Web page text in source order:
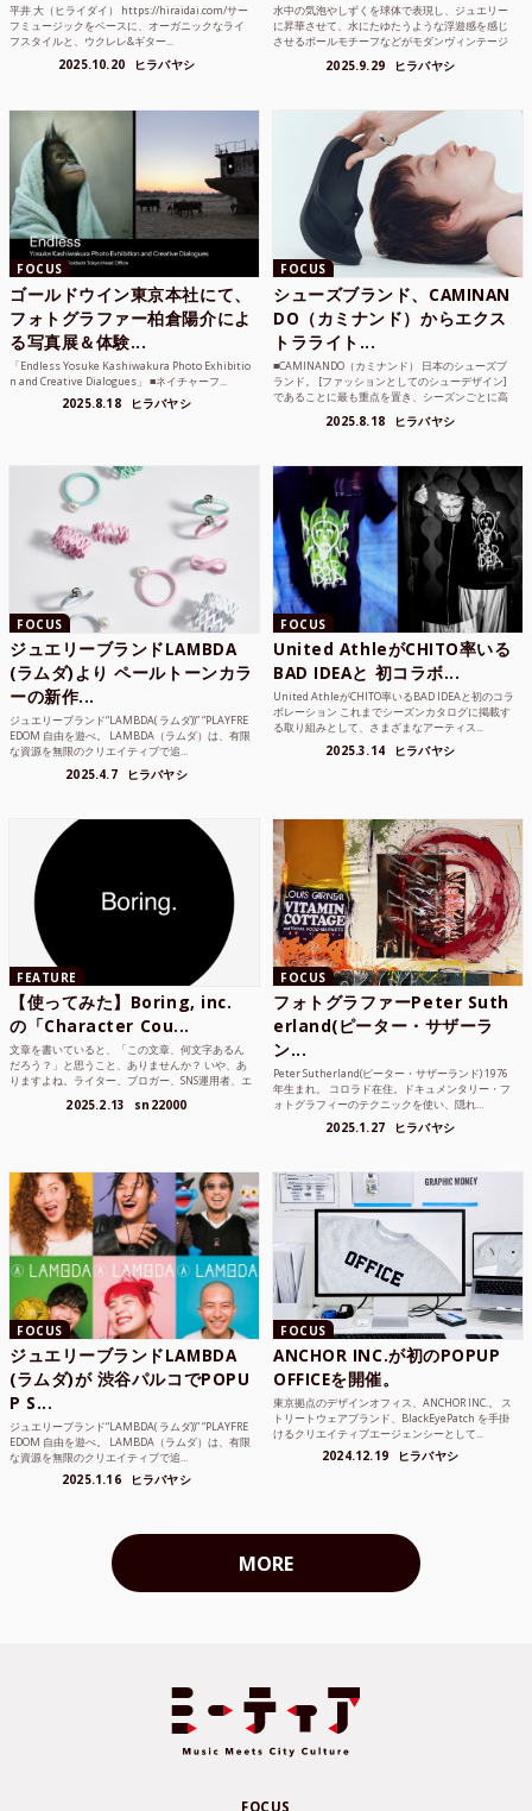
平井 大（ヒライダイ） https://hiraidai.com/サー
フミュージックをベースに、オーガニックなライ
フスタイルと、ウクレレ&ギター...
2025.10.20 ヒラバヤシ
水中の気泡やしずくを球体で表現し、ジュエリー
に昇華させて、水にたゆたうような浮遊感を感じ
させるボールモチーフなどがモダンヴィンテージ
2025.9.29 ヒラバヤシ
FOCUS
ゴールドウイン東京本社にて、
フォトグラファー柏倉陽介によ
る写真展＆体験...
「Endless Yosuke Kashiwakura Photo Exhibitio
n and Creative Dialogues」 ■ネイチャーフ...
2025.8.18 ヒラバヤシ
FOCUS
シューズブランド、CAMINAN
DO（カミナンド）からエクス
トラライト...
■CAMINANDO（カミナンド） 日本のシューズブ
ランド。 [ファッションとしてのシューデザイン]
であることに最も重点を置き、シーズンごとに高
2025.8.18 ヒラバヤシ
FOCUS
ジュエリーブランドLAMBDA
(ラムダ)より ペールトーンカラ
ーの新作...
ジュエリーブランド“LAMBDA( ラムダ))” “PLAYFRE
EDOM 自由を遊べ。 LAMBDA（ラムダ）は、有限
な資源を無限のクリエイティブで追...
2025.4.7 ヒラバヤシ
FOCUS
United AthleがCHITO率いる
BAD IDEAと 初コラボ...
United AthleがCHITO率いるBAD IDEAと初のコラ
ボレーション これまでシーズンカタログに掲載す
る取り組みとして、さまざまなアーティス...
2025.3.14 ヒラバヤシ
FEATURE
【使ってみた】Boring, inc.
の「Character Cou...
文章を書いていると、「この文章、何文字あるん
だろう？」と思うこと、ありませんか？ いや、あ
りますよね。ライター、ブロガー、SNS運用者、エ
2025.2.13 sn22000
FOCUS
フォトグラファーPeter Suth
erland(ピーター・サザーラ
ン...
Peter Sutherland(ピーター・サザーランド) 1976
年生まれ。 コロラド在住。ドキュメンタリー・フ
ォトグラフィーのテクニックを使い、隠れ...
2025.1.27 ヒラバヤシ
FOCUS
ジュエリーブランドLAMBDA
(ラムダ)が 渋谷パルコでPOPU
P S...
ジュエリーブランド“LAMBDA( ラムダ))” “PLAYFRE
EDOM 自由を遊べ。 LAMBDA（ラムダ）は、有限
な資源を無限のクリエイティブで追...
2025.1.16 ヒラバヤシ
FOCUS
ANCHOR INC.が初のPOPUP
OFFICEを開催。
東京拠点のデザインオフィス、ANCHOR INC.。 ス
トリートウェアブランド、BlackEyePatch を手掛
けるクリエイティブエージェンシーとして...
2024.12.19 ヒラバヤシ
MORE
FOCUS